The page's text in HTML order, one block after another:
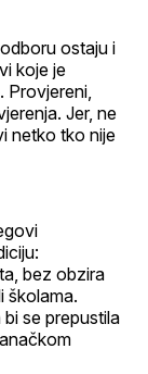
ostaju i
koje je
Provjereni,
Jer, ne
netko tko nije
bez obzira
školama.
se prepustila